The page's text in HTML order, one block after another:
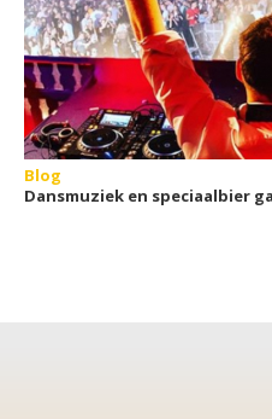
Blog
Dansmuziek en speciaalbier